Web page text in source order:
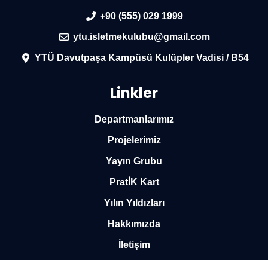
+90 (555) 029 1999
ytu.isletmekulubu@gmail.com
YTÜ Davutpaşa Kampüsü Kulüpler Vadisi / B54
Linkler
Departmanlarımız
Projelerimiz
Yayın Grubu
PratİK Kart
Yılın Yıldızları
Hakkımızda
İletişim